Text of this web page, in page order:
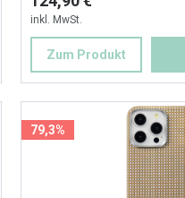
inkl. MwSt.
Zum Produkt
79,3%